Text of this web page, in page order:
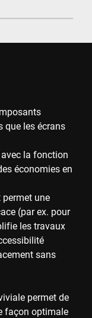
que les écrans
la fonction
économies en
permet une
(par ex. pour
les travaux
sans
permet de
façon optimale